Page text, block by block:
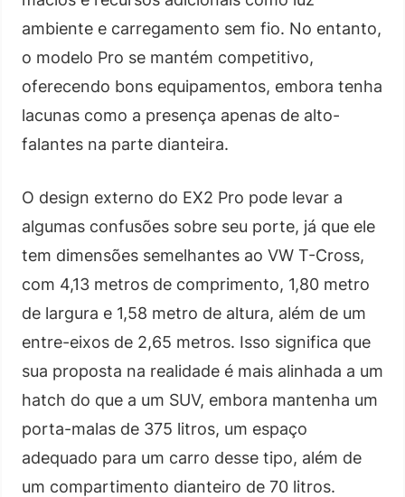
ambiente e carregamento sem fio. No entanto,
o modelo Pro se mantém competitivo,
oferecendo bons equipamentos, embora tenha
lacunas como a presença apenas de alto-
falantes na parte dianteira.
O design externo do EX2 Pro pode levar a
algumas confusões sobre seu porte, já que ele
tem dimensões semelhantes ao VW T-Cross,
com 4,13 metros de comprimento, 1,80 metro
de largura e 1,58 metro de altura, além de um
entre-eixos de 2,65 metros. Isso significa que
sua proposta na realidade é mais alinhada a um
hatch do que a um SUV, embora mantenha um
porta-malas de 375 litros, um espaço
adequado para um carro desse tipo, além de
um compartimento dianteiro de 70 litros.